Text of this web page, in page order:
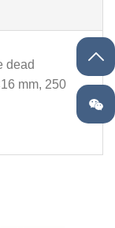
dead
mm, 250